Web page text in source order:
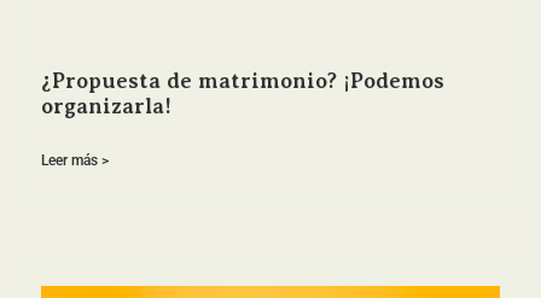
¿Propuesta de matrimonio? ¡Podemos
organizarla!
Leer más >